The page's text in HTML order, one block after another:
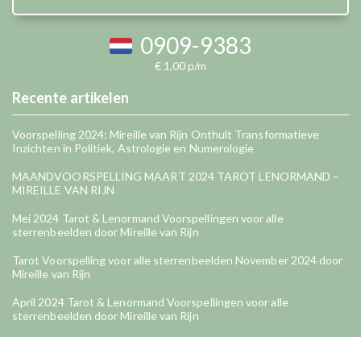
0909-9383
€ 1,00 p/m
Recente artikelen
Voorspelling 2024: Mireille van Rijn Onthult Transformatieve
Inzichten in Politiek, Astrologie en Numerologie
MAANDVOORSPELLING MAART 2024 TAROT LENORMAND –
MIREILLE VAN RIJN
Mei 2024 Tarot & Lenormand Voorspellingen voor alle
sterrenbeelden door Mireille van Rijn
Tarot Voorspelling voor alle sterrenbeelden November 2024 door
Mireille van Rijn
April 2024 Tarot & Lenormand Voorspellingen voor alle
sterrenbeelden door Mireille van Rijn